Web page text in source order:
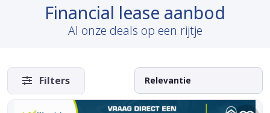
Financial lease aanbod
Al onze deals op een rijtje
Filters